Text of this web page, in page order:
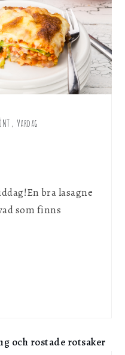
, Vardag
bra lasagne
som finns